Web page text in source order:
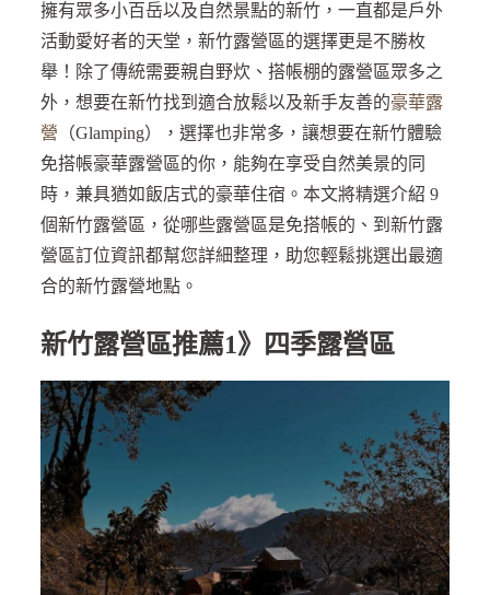
擁有眾多小百岳以及自然景點的新竹，一直都是戶外
活動愛好者的天堂，新竹露營區的選擇更是不勝枚
舉！除了傳統需要親自野炊、搭帳棚的露營區眾多之
外，想要在新竹找到適合放鬆以及新手友善的豪華露
營 （Glamping），選擇也非常多，讓想要在新竹體驗
免搭帳豪華露營區的你，能夠在享受自然美景的同
時，兼具猶如飯店式的豪華住宿。本文將精選介紹 9
個新竹露營區，從哪些露營區是免搭帳的、到新竹露
營區訂位資訊都幫您詳細整理，助您輕鬆挑選出最適
合的新竹露營地點。
新竹露營區推薦1》四季露營區